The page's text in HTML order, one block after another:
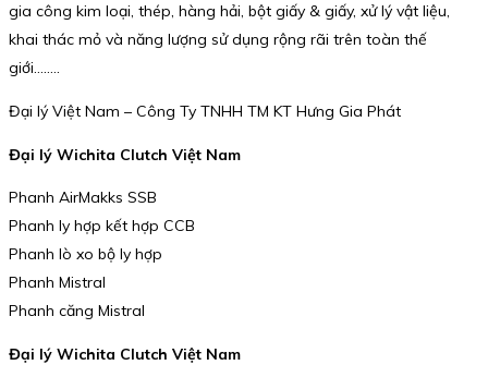
gia công kim loại, thép, hàng hải, bột giấy & giấy, xử lý vật liệu,
khai thác mỏ và năng lượng sử dụng rộng rãi trên toàn thế
giới……..
Đại lý Việt Nam – Công Ty TNHH TM KT Hưng Gia Phát
Đại lý Wichita Clutch Việt Nam
Phanh AirMakks SSB
Phanh ly hợp kết hợp CCB
Phanh lò xo bộ ly hợp
Phanh Mistral
Phanh căng Mistral
Đại lý Wichita Clutch Việt Nam